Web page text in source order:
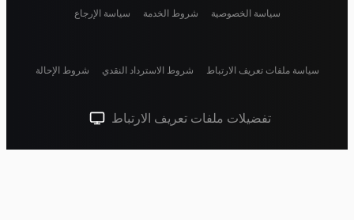
سياسة الخصوصية شروط الخدمة سياسة الإرجاع
سياسة ملفات تعريف الارتباط شروط الاسترداد النقدي شروط الإحالة
تفضيلات ملفات تعريف الارتباط سمة النظام (انقر للفاتحة)